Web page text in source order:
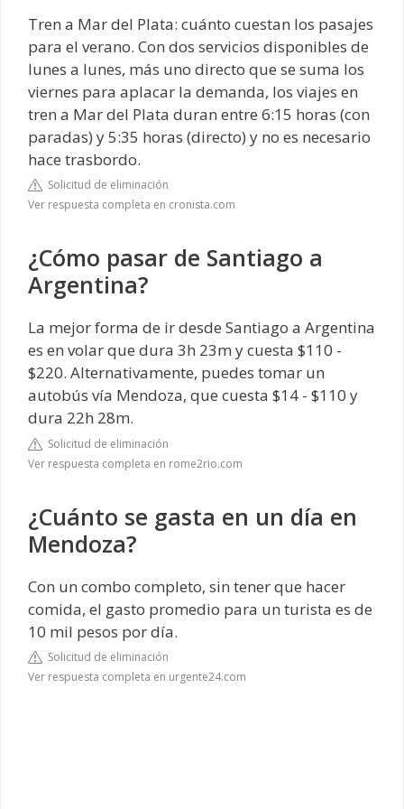
Tren a Mar del Plata: cuánto cuestan los pasajes
para el verano. Con dos servicios disponibles de
lunes a lunes, más uno directo que se suma los
viernes para aplacar la demanda, los viajes en
tren a Mar del Plata duran entre 6:15 horas (con
paradas) y 5:35 horas (directo) y no es necesario
hace trasbordo.
Solicitud de eliminación
Ver respuesta completa en cronista.com
¿Cómo pasar de Santiago a
Argentina?
La mejor forma de ir desde Santiago a Argentina
es en volar que dura 3h 23m y cuesta $110 -
$220. Alternativamente, puedes tomar un
autobús vía Mendoza, que cuesta $14 - $110 y
dura 22h 28m.
Solicitud de eliminación
Ver respuesta completa en rome2rio.com
¿Cuánto se gasta en un día en
Mendoza?
Con un combo completo, sin tener que hacer
comida, el gasto promedio para un turista es de
10 mil pesos por día.
Solicitud de eliminación
Ver respuesta completa en urgente24.com